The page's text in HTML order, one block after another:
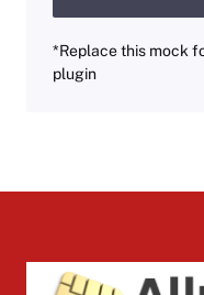
*Replace this mock
plugin